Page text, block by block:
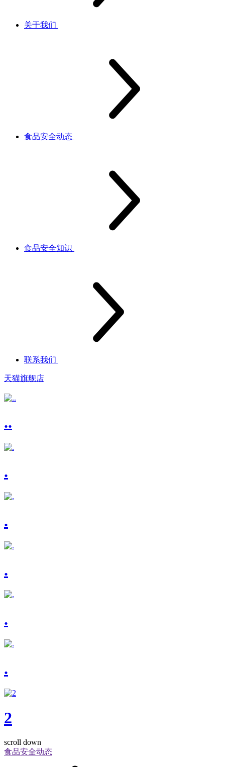
关于我们
食品安全动态
食品安全知识
联系我们
天猫旗舰店
..
.
.
.
.
.
2
scroll down
食品安全动态